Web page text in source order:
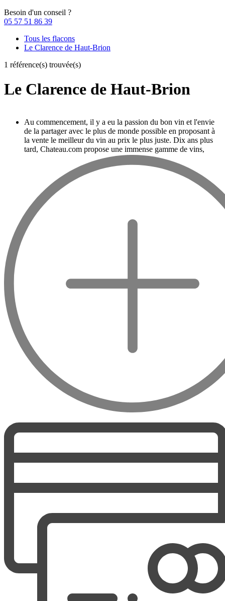
Besoin d'un conseil ?
05 57 51 86 39
Tous les flacons
Le Clarence de Haut-Brion
1 référence(s) trouvée(s)
Le Clarence de Haut-Brion
Au commencement, il y a eu la passion du bon vin et l'envie
de la partager avec le plus de monde possible en proposant à
la vente le meilleur du vin au prix le plus juste. Dix ans plus
tard, Chateau.com propose une immense gamme de vins,
champagnes et spiritueux rigoureusement sélectionnés.
Boire du bon vin ne doit pas être une question
de budget
De 10 à plus de 10000 euros, vous trouverez ici les meilleurs
Et au milieu de tout cela, vous trouverez des seconds vins
comme le Carillon de l'Angélus, Y d'Yquem ou encore le Petit
commercialisons sont exceptionnels, du plus petit au plus
légendaire !
Des vins du monde entier
Ca fait quelques années maintenant que les meilleurs vins ne
des pays comme l'Afrique du Sud, les USA, la Hongrie ou
Dans notre quête de qualité, nous vous proposons donc une
riche gamme de vins du monde, séléctionnés avec passion au
Authenticité garantie
nous sommes en mesure de garantir l'authenticité de toutes
nos bouteilles ou caisses bois d'origine.